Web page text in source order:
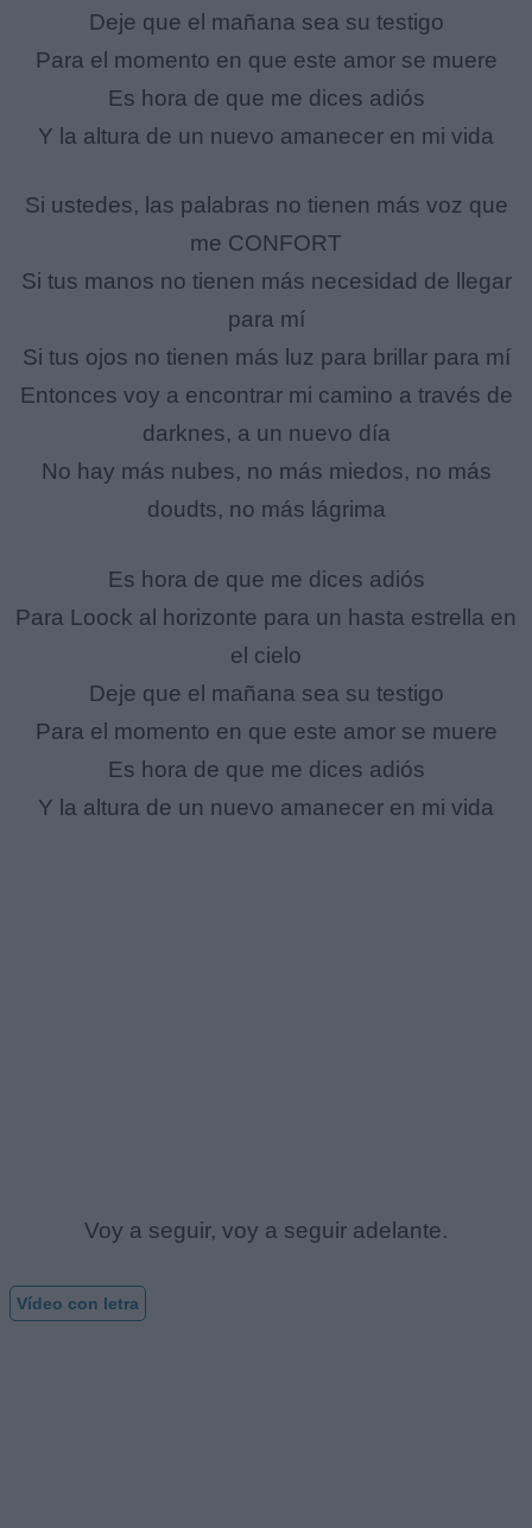
Deje que el mañana sea su testigo
Para el momento en que este amor se muere
Es hora de que me dices adiós
Y la altura de un nuevo amanecer en mi vida
Si ustedes, las palabras no tienen más voz que
me CONFORT
Si tus manos no tienen más necesidad de llegar
para mí
Si tus ojos no tienen más luz para brillar para mí
Entonces voy a encontrar mi camino a través de
darknes, a un nuevo día
No hay más nubes, no más miedos, no más
doudts, no más lágrima
Es hora de que me dices adiós
Para Loock al horizonte para un hasta estrella en
el cielo
Deje que el mañana sea su testigo
Para el momento en que este amor se muere
Es hora de que me dices adiós
Y la altura de un nuevo amanecer en mi vida
Voy a seguir, voy a seguir adelante.
Vídeo con letra